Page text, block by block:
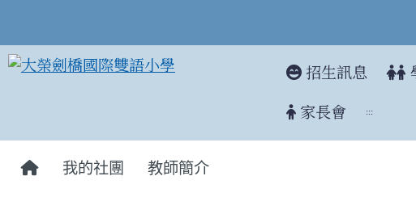
招生訊息
家長會 :::
我的社團 教師簡介